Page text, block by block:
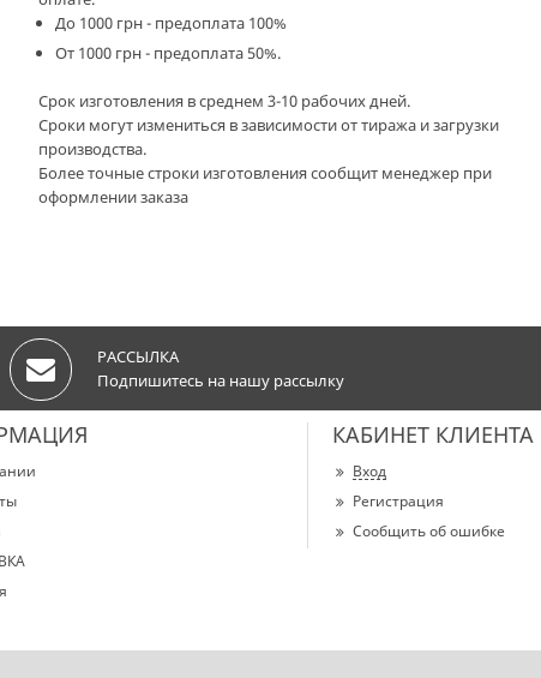
До 1000 грн - предоплата 100%
От 1000 грн - предоплата 50%.
Срок изготовления в среднем 3-10 рабочих дней.
Сроки могут измениться в зависимости от тиража и загрузки
производства.
Более точные строки изготовления сообщит менеджер при
оформлении заказа
РАССЫЛКА
Подпишитесь на нашу рассылку
КАБИНЕТ КЛИЕНТА
Вход
Регистрация
Сообщить об ошибке